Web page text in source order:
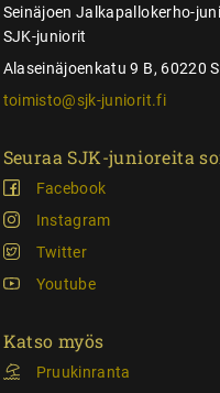
Seinäjoen Jalkapallokerho-
SJK-juniorit
Alaseinäjoenkatu 9 B, 60220
toimisto@sjk-juniorit.fi
Seuraa SJK-junioreita
Facebook
Instagram
Twitter
Youtube
Katso myös
Pruukinranta